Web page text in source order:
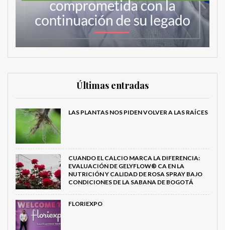
Últimas entradas
LAS PLANTAS NOS PIDEN VOLVER A LAS RAÍCES
CUANDO EL CALCIO MARCA LA DIFERENCIA:
EVALUACIÓN DE GELYFLOW® CA EN LA
NUTRICIÓN Y CALIDAD DE ROSA SPRAY BAJO
CONDICIONES DE LA SABANA DE BOGOTÁ
FLORIEXPO